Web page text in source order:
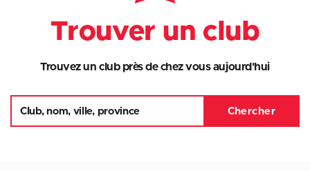
Trouver un club
Trouvez un club près de chez vous aujourd'hui